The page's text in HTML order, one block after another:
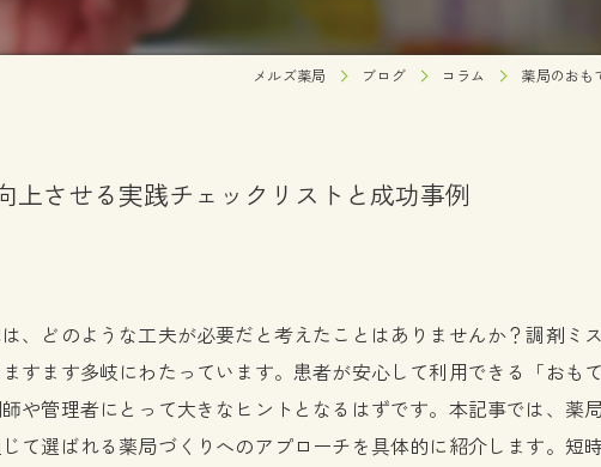
在宅訪問
メルズ薬局 ブログ コラム 薬局のおも
上させる実践チェックリストと成功事例
、どのような工夫が必要だと考えたことはありませんか？調剤ミ
すます多岐にわたっています。患者が安心して利用できる「おも
や管理者にとって大きなヒントとなるはずです。本記事では、薬
て選ばれる薬局づくりへのアプローチを具体的に紹介します。短